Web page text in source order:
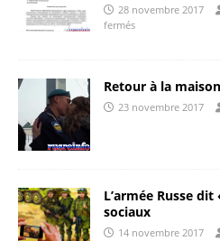
28 novembre 2017
fermés
Retour à la
23 novembre 2017
L’armée Russe
sociaux
14 novembre 2017